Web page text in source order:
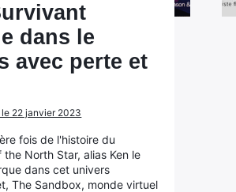
dans le
avec perte et
22 janvier 2023
fois de l'histoire du
North Star, alias Ken le
dans cet univers
The Sandbox, monde virtuel